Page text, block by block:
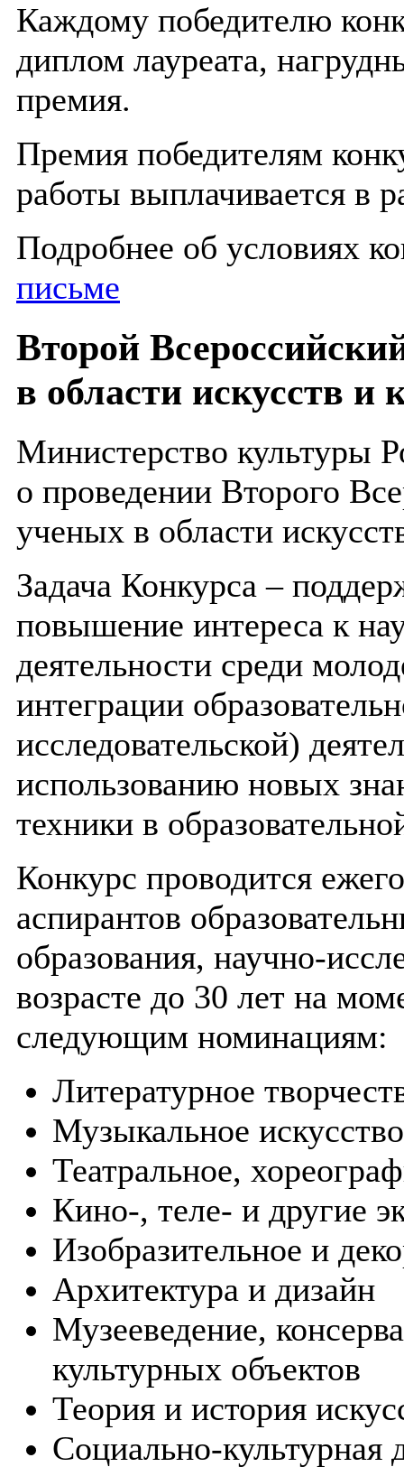
Каждому победителю
диплом лауреата,
премия.
Премия победителям
работы выплачивается в
Подробнее об условиях
письме
Второй
в области искусств и
Министерство культуры
о проведении Второго
ученых в области
Задача Конкурса –
повышение интереса к
деятельности среди
интеграции
исследовательской)
использованию новых
техники в
Конкурс проводится
аспирантов
образования, научно-
возрасте до 30 лет на
следующим номинациям:
Литературное
Музыкальное искусство
Театральное,
Кино-, теле- и другие
Изобразительное и
Архитектура и дизайн
Музееведение,
культурных объектов
Теория и история
Социально-культурная